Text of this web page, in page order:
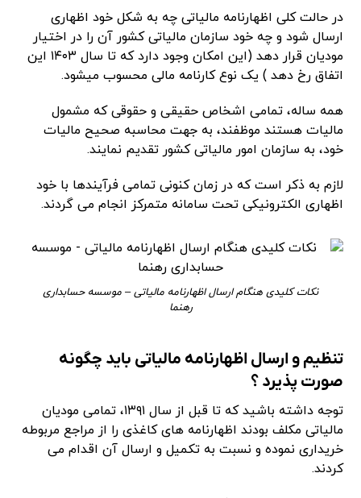
در حالت کلی اظهارنامه مالیاتی چه به شکل خود اظهاری
ارسال شود و چه خود سازمان مالیاتی کشور آن را در اختیار
مودیان قرار دهد (این امکان وجود دارد که تا سال ۱۴۰۳ این
اتفاق رخ دهد ) یک نوع کارنامه مالی محسوب میشود.
همه ساله، تمامی اشخاص حقیقی و حقوقی که مشمول
مالیات هستند موظفند، به جهت محاسبه صحیح مالیات
خود، به سازمان امور مالیاتی کشور تقدیم نمایند.
لازم به ذکر است که در زمان کنونی تمامی فرآیندها با خود
اظهاری الکترونیکی تحت سامانه متمرکز انجام می گردند.
نکات کلیدی هنگام ارسال اظهارنامه مالیاتی – موسسه حسابداری
رهنما
تنظیم و ارسال اظهارنامه مالیاتی باید چگونه
صورت پذیرد ؟
توجه داشته باشید که تا قبل از سال ۱۳۹۱، تمامی مودیان
مالیاتی مکلف بودند اظهارنامه های کاغذی را از مراجع مربوطه
خریداری نموده و نسبت به تکمیل و ارسال آن اقدام می
کردند.